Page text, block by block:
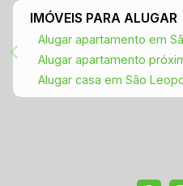
IMÓVEIS PARA ALUGAR
Alugar apartamento em
Alugar apartamento
Alugar casa em São